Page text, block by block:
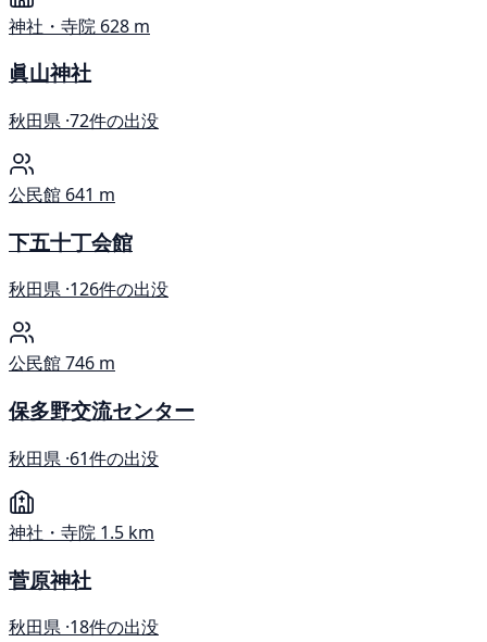
神社・寺院 628 m
眞山神社
秋田県 ·72件の出没
公民館 641 m
下五十丁会館
秋田県 ·126件の出没
公民館746 m
保多野交流センター
秋田県 ·61件の出没
神社・寺院 1.5 km
菅原神社
秋田県 ·18件の出没